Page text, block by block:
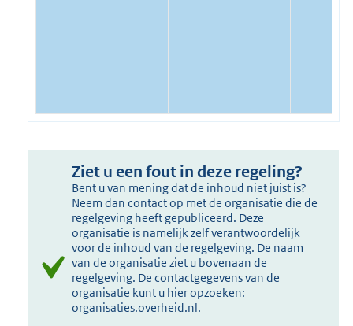
Ziet u een fout in deze regeling?
Bent u van mening dat de inhoud niet juist is?
Neem dan contact op met de organisatie die de
regelgeving heeft gepubliceerd. Deze
organisatie is namelijk zelf verantwoordelijk
voor de inhoud van de regelgeving. De naam
van de organisatie ziet u bovenaan de
regelgeving. De contactgegevens van de
organisatie kunt u hier opzoeken:
organisaties.overheid.nl.